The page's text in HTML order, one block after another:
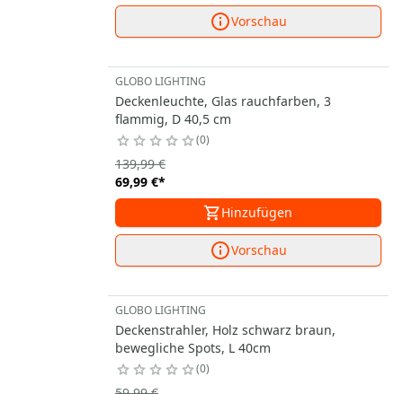
Vorschau
GLOBO LIGHTING
Deckenleuchte, Glas rauchfarben, 3
flammig, D 40,5 cm
0
69,99 €*
139,99 €
Hinzufügen
Vorschau
GLOBO LIGHTING
Deckenstrahler, Holz schwarz braun,
bewegliche Spots, L 40cm
0